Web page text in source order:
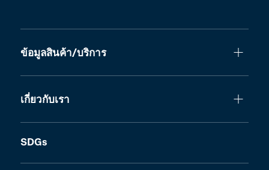
ข้อมูลสินค้า/บริการ
เกี่ยวกับเรา
SDGs